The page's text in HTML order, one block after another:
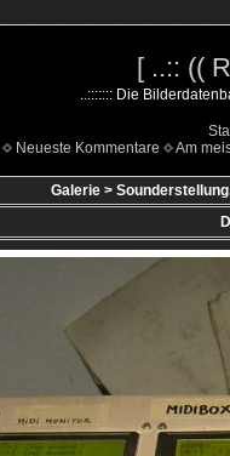
[ ..:: ((
..::::::: Die
Neueste Kommentare Am
Galerie >